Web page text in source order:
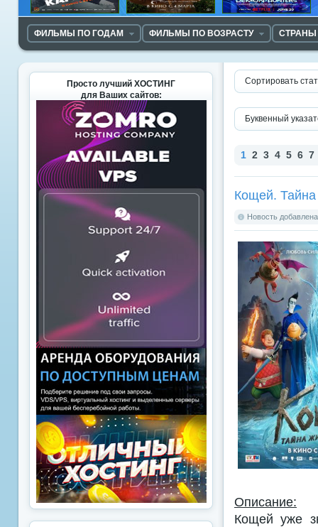
ФИЛЬМЫ ПО ГОДАМ ФИЛЬМЫ ПО ВОЗРАСТУ
Сортировать
Буквенный
1 2 3 4 5 6 7
Кощей.
Новость
Описание:
Кощей уже
Просто лучший ХОСТИНГ
для Ваших сайтов: